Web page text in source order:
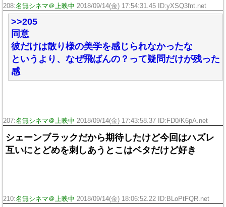
208:名無シネマ＠上映中 2018/09/14(金) 17:54:31.45 ID:yXSQ3fnt.net
>>205
同意
彼だけは散り様の美学を感じられなかったな
というより、なぜ飛ばんの？って疑問だけが残った
感
207:名無シネマ＠上映中 2018/09/14(金) 17:43:58.37 ID:FD0/K6pA.net
シェーンブラックだから期待したけど今回はハズレ
互いにとどめを刺しあうとこはベタだけど好き
210:名無シネマ＠上映中 2018/09/14(金) 18:06:52.22 ID:BLoPtFQR.net